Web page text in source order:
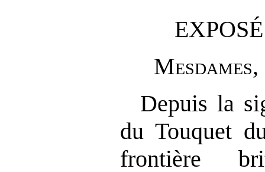
Mesdames
Depuis la
du Touquet
frontière